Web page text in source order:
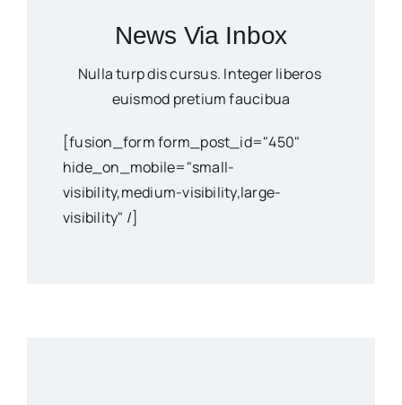
News Via Inbox
Nulla turp dis cursus. Integer liberos
euismod pretium faucibua
[fusion_form form_post_id="450"
hide_on_mobile="small-
visibility,medium-visibility,large-
visibility" /]